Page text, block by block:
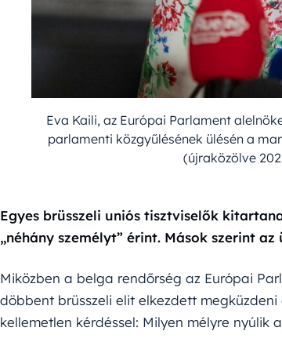
Eva Kaili, az Európai Parlament
parlamenti közgyűlésének ülésén a
(újraközölve
Egyes brüsszeli uniós tisztviselők
„néhány személyt” érint. Mások szerint
Miközben a belga rendőrség az Európai
döbbent brüsszeli elit elkezdett
kellemetlen kérdéssel: Milyen mélyre nyúlik